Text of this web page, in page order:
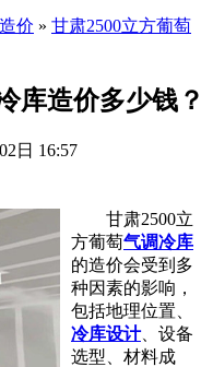
价 » 甘肃2500立方葡萄
库造价多少钱？
日 16:57
甘肃2500立
方葡萄气调冷库
的造价会受到多
种因素的影响，
包括地理位置、
冷库设计、设备
选型、材料成